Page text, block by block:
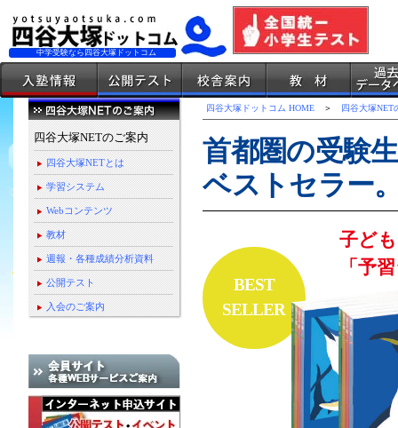
中学受験なら四谷大塚ドットコム
四谷大塚NETのご案内
四谷大塚NETとは
学習システム
Webコンテンツ
教材
週報・各種成績分析資料
公開テスト
入会のご案内
四谷大塚ドットコム HOME ＞ 四谷大塚NET
首都圏の受験
ベストセラー
子ど
「予
BEST
SELLER